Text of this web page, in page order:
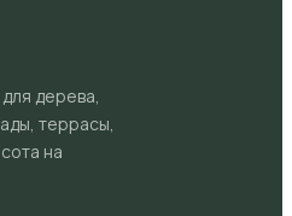
дерева,
террасы,
на